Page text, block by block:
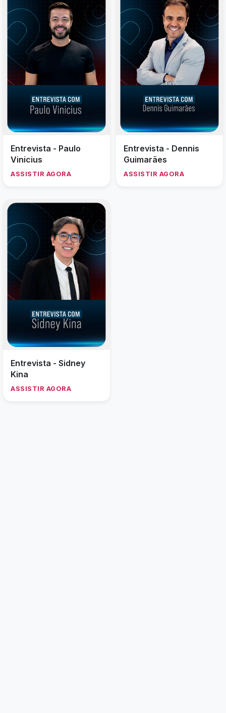
Entrevista - Paulo
Vinicius
ASSISTIR AGORA
Entrevista - Dennis
Guimarães
ASSISTIR AGORA
Entrevista - Sidney
Kina
ASSISTIR AGORA